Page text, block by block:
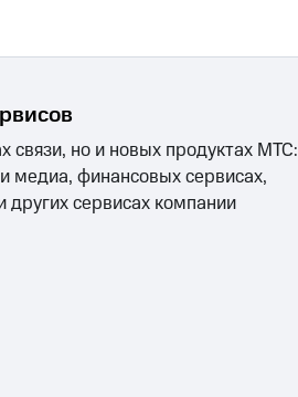
связи, но и новых продуктах МТС:
медиа, финансовых сервисах,
других сервисах компании